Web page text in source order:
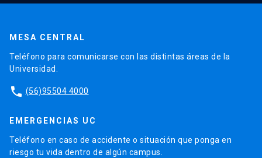
MESA CENTRAL
Teléfono para comunicarse con las distintas áreas de la
Universidad.
phone (56)95504 4000
EMERGENCIAS UC
Teléfono en caso de accidente o situación que ponga en
riesgo tu vida dentro de algún campus.